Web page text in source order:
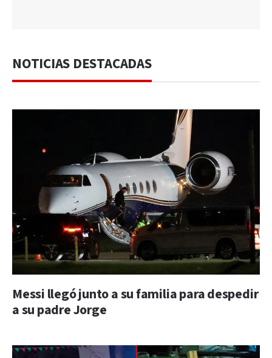
NOTICIAS DESTACADAS
Messi llegó junto a su familia para despedir
a su padre Jorge